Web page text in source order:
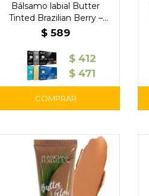
Bálsamo labial Butter
Tinted Brazilian Berry –
Physicians
$ 589
$ 412
$ 471